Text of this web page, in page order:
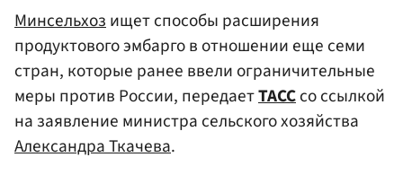
Минсельхозищет способы расширения
продуктового эмбарго в отношении еще семи
стран, которые ранее ввели ограничительные
меры против России, передаетТАССсо ссылкой
на заявление министра сельского хозяйства
Александра Ткачева.